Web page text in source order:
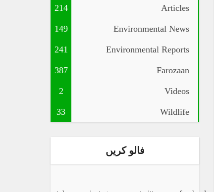
Articles
214
Environmental News
149
Environmental Reports
241
Farozaan
387
Videos
2
Wildlife
33
فالو کریں